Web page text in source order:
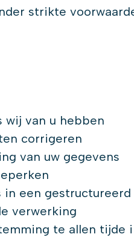
strikte
van u hebben
corrigeren
van uw gegevens
een
verwerking
te allen tijde